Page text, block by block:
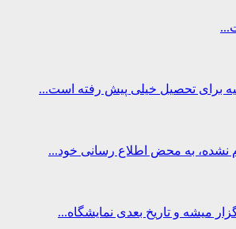
نشده، به محض اطلاع رسانی خود...
میشه و تاریخ بعدی نمایشگاه...